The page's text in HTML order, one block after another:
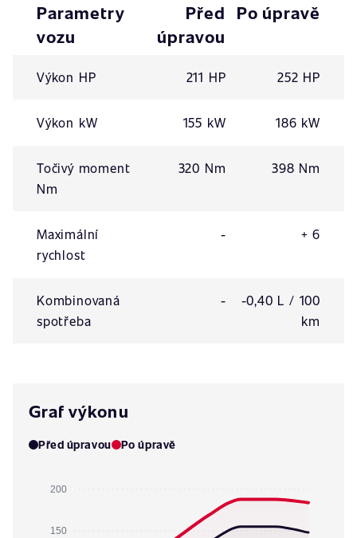
Parametry
vozu
Před
úpravou
Po úpravě
Výkon HP 211 HP 252 HP
Výkon kW 155 kW 186 kW
Točivý moment
Nm
320 Nm 398 Nm
Maximální
rychlost
- + 6
Kombinovaná
spotřeba
-
-0,40 L / 100
km
Graf výkonu
Před úpravou Po úpravě
200
150